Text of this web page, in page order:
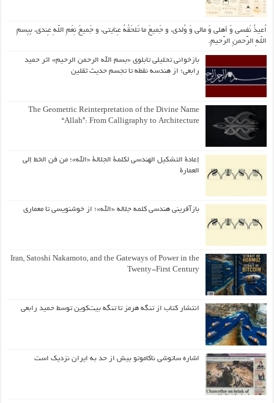
اُعیذُ نَفسی وَ أهلی وَ مالی وَ وُلدی، و جَمیعَ ما تَلحَقُهُ عِنایتی، و جَمیعَ نِعَمِ اللّهِ عِندی، بِبِسمِ
اللّهِ الرَّحمنِ الرَّحیمِ.
بازخوانی تحلیلی تابلوی «بسم الله الرحمن الرحیم» اثر حمید
رابعی؛ از هندسه نقطه تا تجسم حدیث ثقلین
The Geometric Reinterpretation of the Divine Name
“Allah”: From Calligraphy to Architecture
إعادة التشكيل الهندسي لكلمة الجلالة «الله»؛ من فن الخط إلى
العمارة
بازآفرینی هندسی کلمه جلاله «الله»؛ از خوشنویسی تا معماری
Iran, Satoshi Nakamoto, and the Gateways of Power in the
Twenty-First Century
انتشار کتاب از تنگه هرمز تا تنگه بیت‌کوین توسط حمید رابعی
اشاره ساتوشی ناکاموتو بیش از حد به ایران نزدیک است